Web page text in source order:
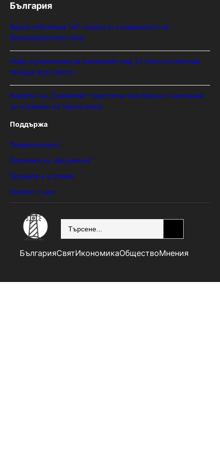
България
Варна отбелязва 147 години от създаването на
Военноморските сили.
Нови ограничения за камионите над 12 тона по ключови
пътища през август
Корабът на „Грийнпийс“ пристигна във Варна с кампания
за опазване на Черно море
Поддържа
Поверителност
Политика за „бисквитки“
Правила и условия
Контакт с нас
БългарияСвятИкономикаОбществоМнения